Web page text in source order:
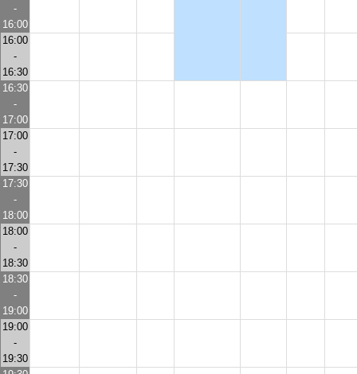
-
16:00
16:00
-
16:30
16:30
-
17:00
17:00
-
17:30
17:30
-
18:00
18:00
-
18:30
18:30
-
19:00
19:00
-
19:30